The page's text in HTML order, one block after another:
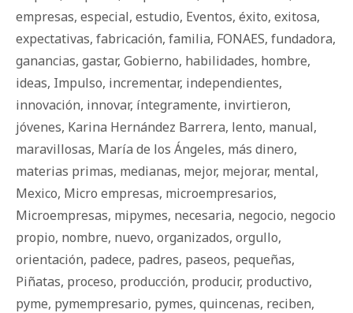
empresas, especial, estudio, Eventos, éxito, exitosa,
expectativas, fabricación, familia, FONAES, fundadora,
ganancias, gastar, Gobierno, habilidades, hombre,
ideas, Impulso, incrementar, independientes,
innovación, innovar, íntegramente, invirtieron,
jóvenes, Karina Hernández Barrera, lento, manual,
maravillosas, María de los Ángeles, más dinero,
materias primas, medianas, mejor, mejorar, mental,
Mexico, Micro empresas, microempresarios,
Microempresas, mipymes, necesaria, negocio, negocio
propio, nombre, nuevo, organizados, orgullo,
orientación, padece, padres, paseos, pequeñas,
Piñatas, proceso, producción, producir, productivo,
pyme, pymempresario, pymes, quincenas, reciben,